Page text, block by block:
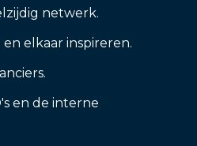
netwerk.
elkaar inspireren.
en de interne